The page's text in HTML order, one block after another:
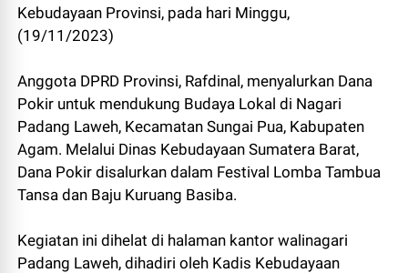
Kebudayaan Provinsi, pada hari Minggu,
(19/11/2023)
Anggota DPRD Provinsi, Rafdinal, menyalurkan Dana
Pokir untuk mendukung Budaya Lokal di Nagari
Padang Laweh, Kecamatan Sungai Pua, Kabupaten
Agam. Melalui Dinas Kebudayaan Sumatera Barat,
Dana Pokir disalurkan dalam Festival Lomba Tambua
Tansa dan Baju Kuruang Basiba.
Kegiatan ini dihelat di halaman kantor walinagari
Padang Laweh, dihadiri oleh Kadis Kebudayaan